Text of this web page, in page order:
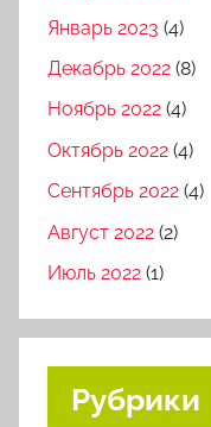
Январь 2023 (4)
Декабрь 2022 (8)
Ноябрь 2022 (4)
Октябрь 2022 (4)
Сентябрь 2022 (4)
Август 2022 (2)
Июль 2022 (1)
Рубрики